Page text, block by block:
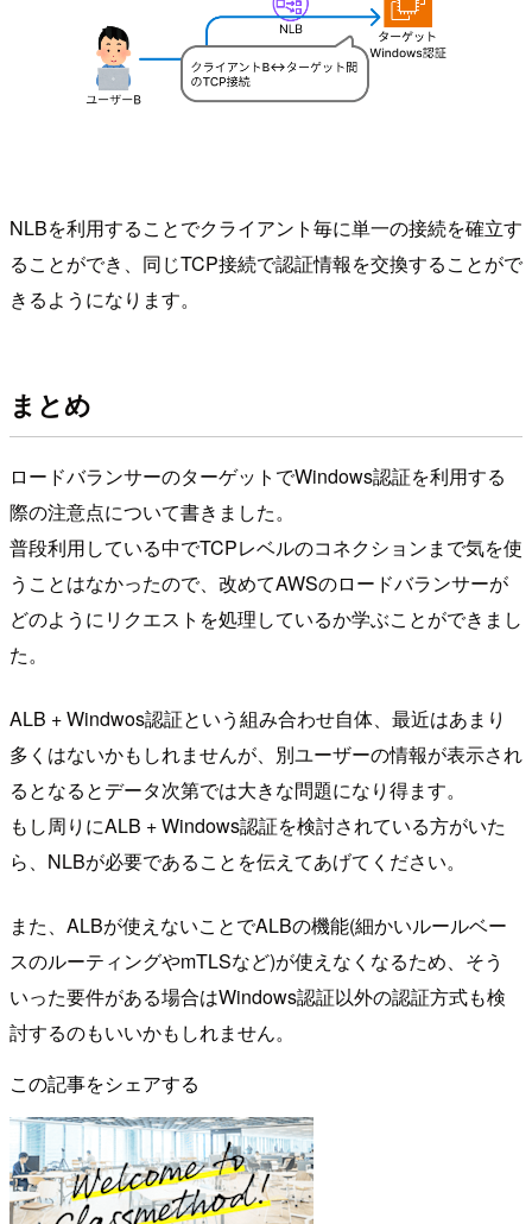
NLBを利用することでクライアント毎に単一の接続を確立す
ることができ、同じTCP接続で認証情報を交換することがで
きるようになります。
まとめ
ロードバランサーのターゲットでWindows認証を利用する
際の注意点について書きました。
普段利用している中でTCPレベルのコネクションまで気を使
うことはなかったので、改めてAWSのロードバランサーが
どのようにリクエストを処理しているか学ぶことができまし
た。
ALB + Windwos認証という組み合わせ自体、最近はあまり
多くはないかもしれませんが、別ユーザーの情報が表示され
るとなるとデータ次第では大きな問題になり得ます。
もし周りにALB + Windows認証を検討されている方がいた
ら、NLBが必要であることを伝えてあげてください。
また、ALBが使えないことでALBの機能(細かいルールベー
スのルーティングやmTLSなど)が使えなくなるため、そう
いった要件がある場合はWindows認証以外の認証方式も検
討するのもいいかもしれません。
この記事をシェアする